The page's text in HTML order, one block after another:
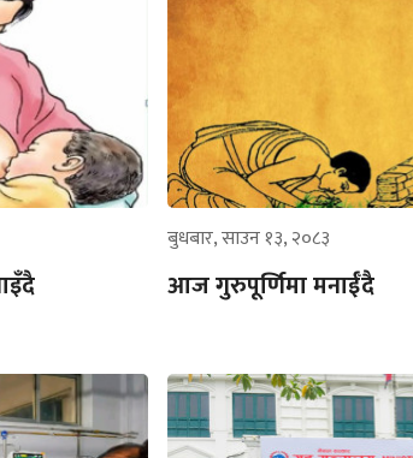
बुधबार, साउन १३, २०८३
आज गुरुपूर्णिमा मनाईँदै